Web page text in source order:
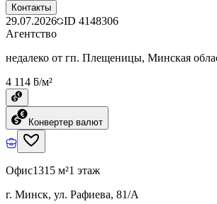
Контакты
29.07.2026 ID 4148306
Агентство
недалеко от гп. Плещеницы, Минская
4 114 ƃ/м²
Конвертер валют
Офис1315 м²1 этаж
г. Минск, ул. Рафиева, 81/А